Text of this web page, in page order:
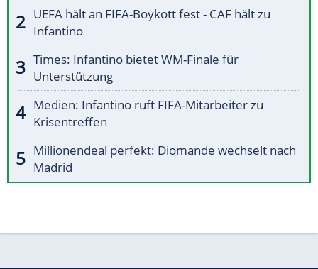
UEFA hält an FIFA-Boykott fest - CAF hält zu
Infantino
Times: Infantino bietet WM-Finale für
Unterstützung
Medien: Infantino ruft FIFA-Mitarbeiter zu
Krisentreffen
Millionendeal perfekt: Diomande wechselt nach
Madrid